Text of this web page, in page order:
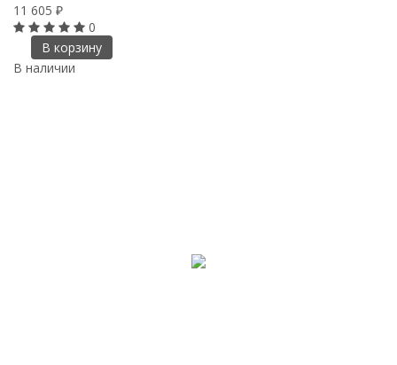
11 605 ₽
0
В корзину
В наличии